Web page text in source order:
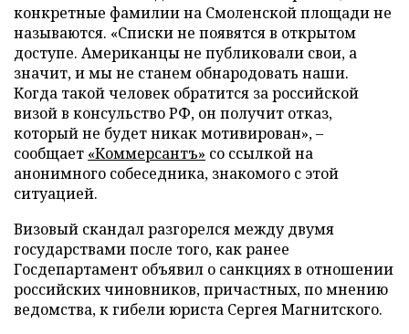
конкретные фамилии на Смоленской площади не
называются. «Списки не появятся в открытом
доступе. Американцы не публиковали свои, а
значит, и мы не станем обнародовать наши.
Когда такой человек обратится за российской
визой в консульство РФ, он получит отказ,
который не будет никак мотивирован», –
сообщает «Коммерсантъ» со ссылкой на
анонимного собеседника, знакомого с этой
ситуацией.
Визовый скандал разгорелся между двумя
государствами после того, как ранее
Госдепартамент объявил о санкциях в отношении
российских чиновников, причастных, по мнению
ведомства, к гибели юриста Сергея Магнитского.